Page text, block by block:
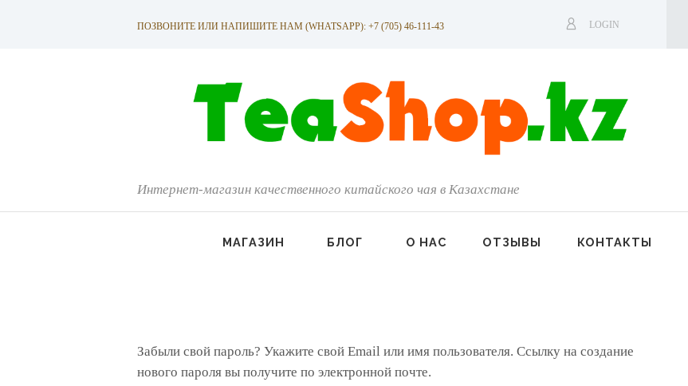
ПОЗВОНИТЕ ИЛИ НАПИШИТЕ НАМ (WHATSAPP): +7 (705) 46-111-43 LOGIN
Интернет-магазин качественного китайского чая в Казахстане
МАГАЗИН БЛОГ О НАС ОТЗЫВЫ КОНТАКТЫ
Забыли свой пароль? Укажите свой Email или имя пользователя. Ссылку на создание
нового пароля вы получите по электронной почте.